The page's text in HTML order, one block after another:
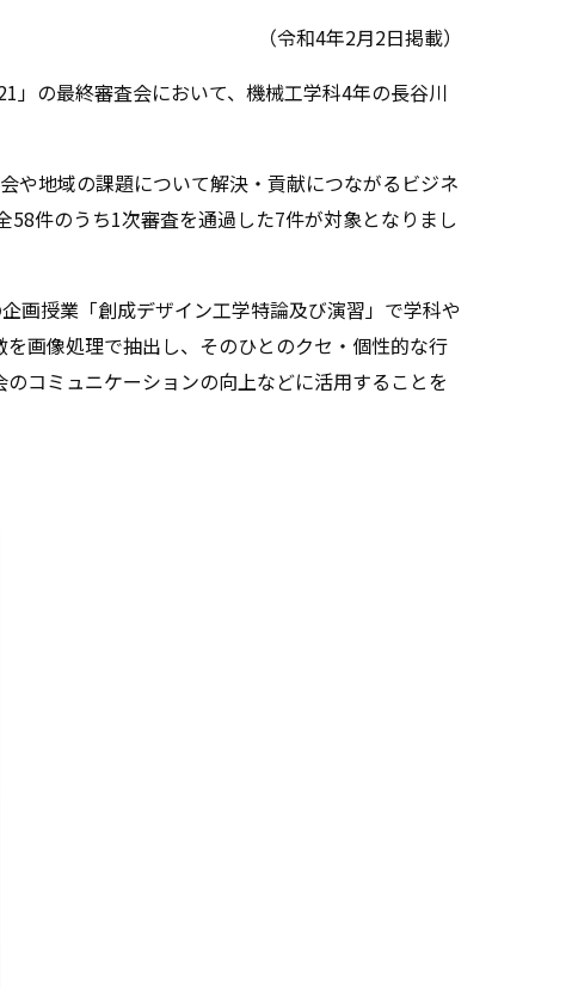
（令和4年2月2日掲載）
」の最終審査会において、機械工学科4年の長谷川
や地域の課題について解決・貢献につながるビジネ
件のうち1次審査を通過した7件が対象となりまし
画授業「創成デザイン工学特論及び演習」で学科や
画像処理で抽出し、そのひとのクセ・個性的な行
コミュニケーションの向上などに活用することを